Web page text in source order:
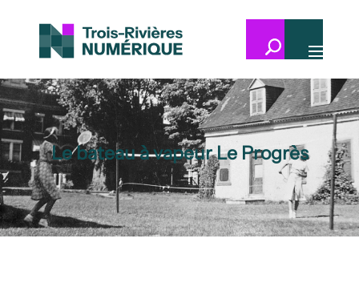
Le bateau à vapeur Le Progrès